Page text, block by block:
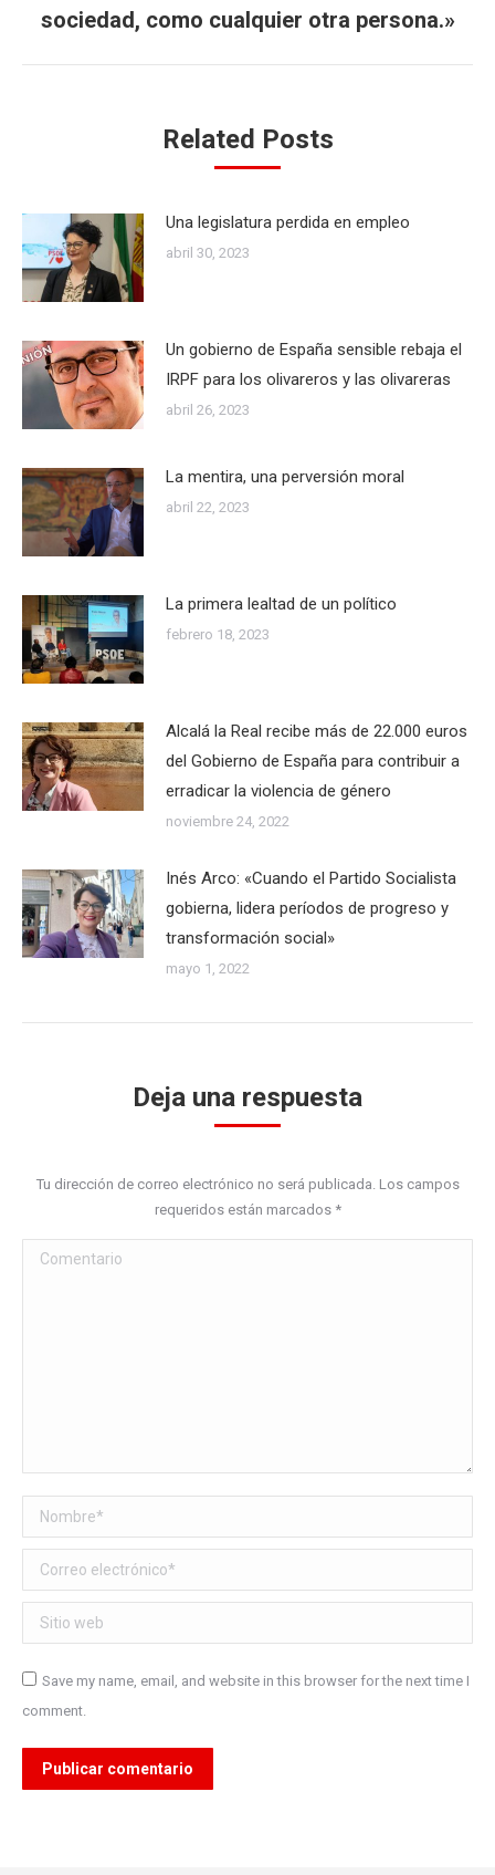
siguiente:
sociedad, como cualquier otra persona.»
Related Posts
Una legislatura perdida en empleo
abril 30, 2023
Un gobierno de España sensible rebaja el
IRPF para los olivareros y las olivareras
abril 26, 2023
La mentira, una perversión moral
abril 22, 2023
La primera lealtad de un político
febrero 18, 2023
Alcalá la Real recibe más de 22.000 euros
del Gobierno de España para contribuir a
erradicar la violencia de género
noviembre 24, 2022
Inés Arco: «Cuando el Partido Socialista
gobierna, lidera períodos de progreso y
transformación social»
mayo 1, 2022
Deja una respuesta
Tu dirección de correo electrónico no será publicada. Los campos
requeridos están marcados *
Comentario
Nombre *
Correo electrónico *
Sitio web
Save my name, email, and website in this browser for the next time I
comment.
Publicar comentario